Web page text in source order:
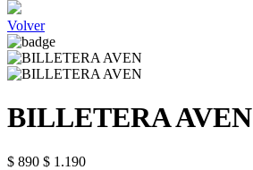
Volver
BILLETERA AVEN
$ 890 $ 1.190